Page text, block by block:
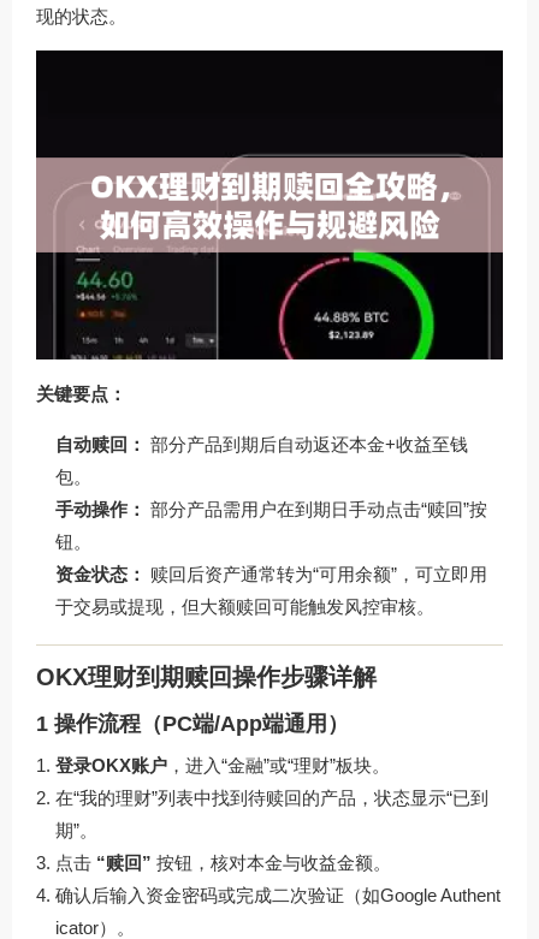
现的状态。
关键要点：
自动赎回： 部分产品到期后自动返还本金+收益至钱
包。
手动操作： 部分产品需用户在到期日手动点击“赎回”按
钮。
资金状态：
赎回后资产通常转为“可用余额”，可立即用
于交易或提现，但大额赎回可能触发风控审核。
OKX理财到期赎回操作步骤详解
1 操作流程（PC端/App端通用）
登录OKX账户 ，进入“金融”或“理财”板块。
在“我的理财”列表中找到待赎回的产品，状态显示“已到
期”。
点击 “赎回” 按钮，核对本金与收益金额。
确认后输入资金密码或完成二次验证（如Google Authent
icator）。